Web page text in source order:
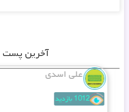
آخرین پست
علی اسدی
1012 بازدید